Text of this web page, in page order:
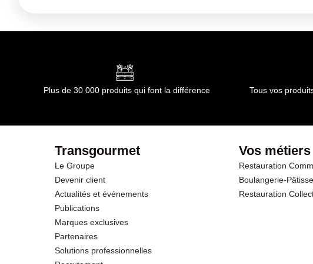
Kilojoules
dont Acides gras saturés
dont Sucres
Fibres
Protéines
Plus de 30 000 produits qui font la différence Tous vos
Transgourmet
Le Groupe
Devenir client
Actualités et événements
Publications
Marques exclusives
Partenaires
Solutions professionnelles
Vos métiers
Restauration
Boulangerie-
Restauration